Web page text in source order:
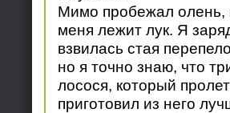
Мимо пробежал олень,
меня лежит лук. Я
взвилась стая
но я точно знаю, что
лосося, который
приготовил из него